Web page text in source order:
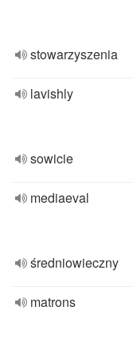
stowarzyszenia
lavishly
sowicie
mediaeval
średniowieczny
matrons